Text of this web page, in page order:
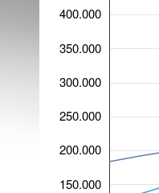
150.000
200.000
250.000
300.000
350.000
400.000